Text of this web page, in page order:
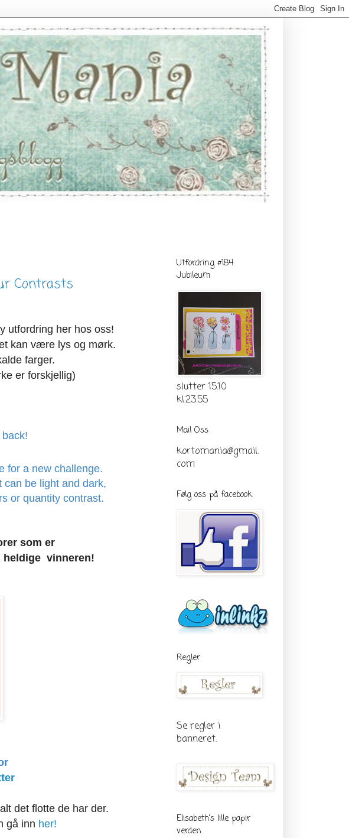
Contrasts
utfordring her hos oss!
kan være lys og mørk.
farger.
er forskjellig)
for a new challenge.
can be light and dark,
or quantity contrast.
som er
vinneren!
det flotte de har der.
gå inn her!
Utfordring #184
Jubileum
slutter 15.10
kl.23.55
Mail Oss
kortomania@gmail.
com
Følg oss på facebook
Regler
Se regler i
banneret.
Elisabeth's lille papir
verden